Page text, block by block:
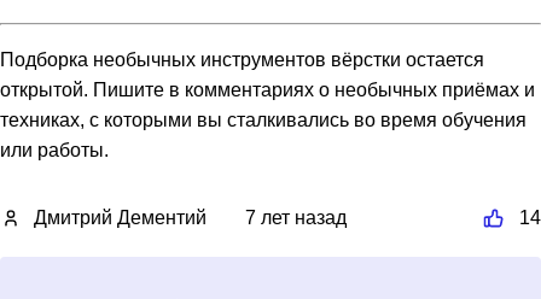
Подборка необычных инструментов вёрстки остается
открытой. Пишите в комментариях о необычных приёмах и
техниках, с которыми вы сталкивались во время обучения
или работы.
Дмитрий Дементий 7 лет назад 14